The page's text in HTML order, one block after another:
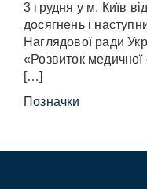
3 грудня у м. Київ
досягнень і
Наглядової ради
«Розвиток медичної
[…]
Позначки